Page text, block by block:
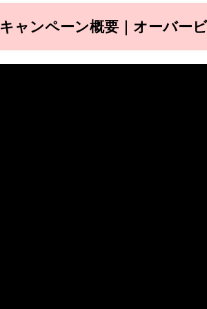
キャンペーン概要｜オーバー